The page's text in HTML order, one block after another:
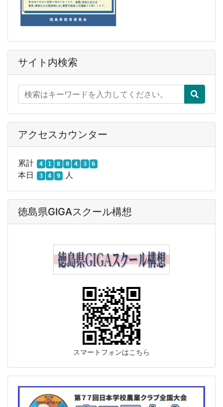
サイト内検索
アクセスカウンター
累計 4 1 8 0 4 3 6
本日 3 4 9 人
徳島県GIGAスクール構想
スマートフォンはこちら